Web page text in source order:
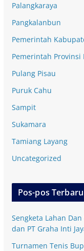
Palangkaraya
Pangkalanbun
Pemerintah
Pemerintah
Pulang Pisau
Puruk Cahu
Sampit
Sukamara
Tamiang Layang
Uncategorized
Pos-pos Terbaru
Sengketa Lahan
dan PT Graha Inti
Turnamen Tenis